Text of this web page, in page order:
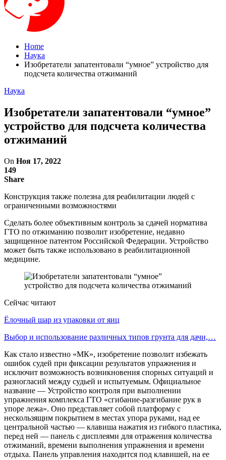
Home
Наука
Изобретатели запатентовали “умное” устройство для
подсчета количества отжиманий
Наука
Изобретатели запатентовали “умное”
устройство для подсчета количества
отжиманий
On Ноя 17, 2022
149
Share
Конструкция также полезна для реабилитации людей с
ограниченными возможностями
Сделать более объективным контроль за сдачей норматива
ГТО по отжиманию позволит изобретение, недавно
защищенное патентом Российской Федерации. Устройство
может быть также использовано в реабилитационной
медицине.
Сейчас читают
Ёлочный шар из упаковки от яиц
Выбор и использование различных типов грунта для дачи,…
Как стало известно «МК», изобретение позволит избежать
ошибок судей при фиксации результатов упражнения и
исключит возможность возникновения спорных ситуаций и
разногласий между судьей и испытуемым. Официальное
название — Устройство контроля при выполнении
упражнения комплекса ГТО «сгибание-разгибание рук в
упоре лежа». Оно представляет собой платформу с
нескользящим покрытием в местах упора руками, над ее
центральной частью — клавиша нажатия из гибкого пластика,
перед ней — панель с дисплеями для отражения количества
отжиманий, времени выполнения упражнения и времени
отдыха. Панель управления находится под клавишей, на ее